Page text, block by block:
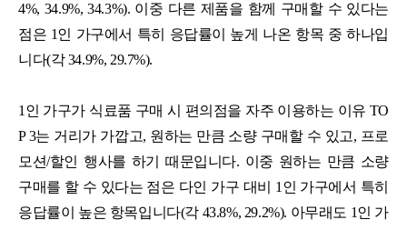
4%, 34.9%, 34.3%). 이중 다른 제품을 함께 구매할 수 있다는
점은 1인 가구에서 특히 응답률이 높게 나온 항목 중 하나입
니다(각 34.9%, 29.7%).
1인 가구가 식료품 구매 시 편의점을 자주 이용하는 이유 TO
P 3는 거리가 가깝고, 원하는 만큼 소량 구매할 수 있고, 프로
모션/할인 행사를 하기 때문입니다. 이중 원하는 만큼 소량
구매를 할 수 있다는 점은 다인 가구 대비 1인 가구에서 특히
응답률이 높은 항목입니다(각 43.8%, 29.2%). 아무래도 1인 가